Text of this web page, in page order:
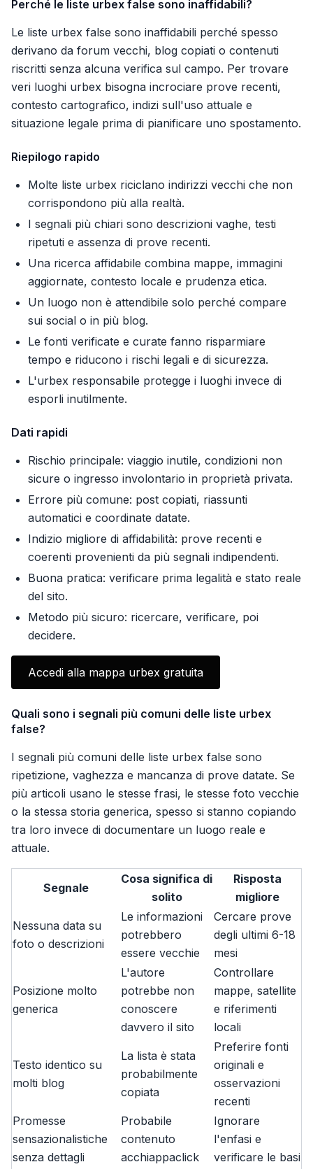
Perché le liste urbex false sono inaffidabili?
Le liste urbex false sono inaffidabili perché spesso
derivano da forum vecchi, blog copiati o contenuti
riscritti senza alcuna verifica sul campo. Per trovare
veri luoghi urbex bisogna incrociare prove recenti,
contesto cartografico, indizi sull'uso attuale e
situazione legale prima di pianificare uno spostamento.
Riepilogo rapido
Molte liste urbex riciclano indirizzi vecchi che non
corrispondono più alla realtà.
I segnali più chiari sono descrizioni vaghe, testi
ripetuti e assenza di prove recenti.
Una ricerca affidabile combina mappe, immagini
aggiornate, contesto locale e prudenza etica.
Un luogo non è attendibile solo perché compare
sui social o in più blog.
Le fonti verificate e curate fanno risparmiare
tempo e riducono i rischi legali e di sicurezza.
L'urbex responsabile protegge i luoghi invece di
esporli inutilmente.
Dati rapidi
Rischio principale: viaggio inutile, condizioni non
sicure o ingresso involontario in proprietà privata.
Errore più comune: post copiati, riassunti
automatici e coordinate datate.
Indizio migliore di affidabilità: prove recenti e
coerenti provenienti da più segnali indipendenti.
Buona pratica: verificare prima legalità e stato reale
del sito.
Metodo più sicuro: ricercare, verificare, poi
decidere.
Accedi alla mappa urbex gratuita
Quali sono i segnali più comuni delle liste urbex
false?
I segnali più comuni delle liste urbex false sono
ripetizione, vaghezza e mancanza di prove datate. Se
più articoli usano le stesse frasi, le stesse foto vecchie
o la stessa storia generica, spesso si stanno copiando
tra loro invece di documentare un luogo reale e
attuale.
Segnale
Cosa significa di
solito
Risposta
migliore
Nessuna data su
foto o descrizioni
Le informazioni
potrebbero
essere vecchie
Cercare prove
degli ultimi 6-18
mesi
Posizione molto
generica
L'autore
potrebbe non
conoscere
davvero il sito
Controllare
mappe, satellite
e riferimenti
locali
Testo identico su
molti blog
La lista è stata
probabilmente
copiata
Preferire fonti
originali e
osservazioni
recenti
Promesse
sensazionalistiche
senza dettagli
Probabile
contenuto
acchiappaclick
Ignorare
l'enfasi e
verificare le basi